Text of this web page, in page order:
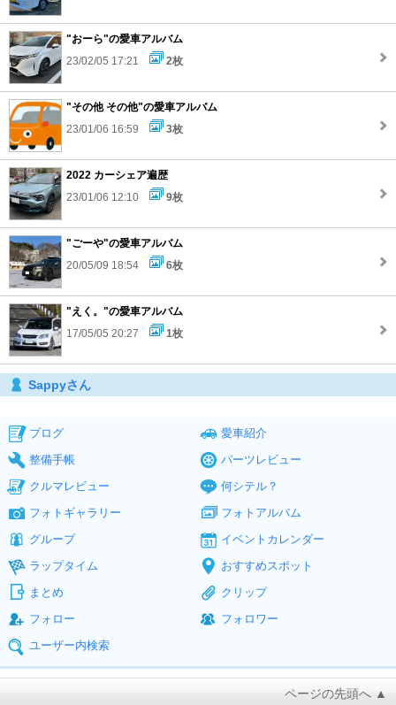
"おーら"の愛車アルバム
23/02/05 17:21
2枚
"その他 その他"の愛車アルバム
23/01/06 16:59
3枚
2022 カーシェア遍歴
23/01/06 12:10
9枚
"ごーや"の愛車アルバム
20/05/09 18:54
6枚
"えく。"の愛車アルバム
17/05/05 20:27
1枚
Sappyさん
ブログ
愛車紹介
整備手帳
パーツレビュー
クルマレビュー
何シテル？
フォトギャラリー
フォトアルバム
グループ
イベントカレンダー
ラップタイム
おすすめスポット
まとめ
クリップ
フォロー
フォロワー
ユーザー内検索
ページの先頭へ ▲